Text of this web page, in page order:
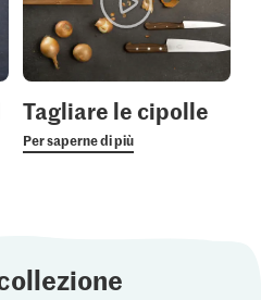
Tagliare le cipolle
Per saperne di più